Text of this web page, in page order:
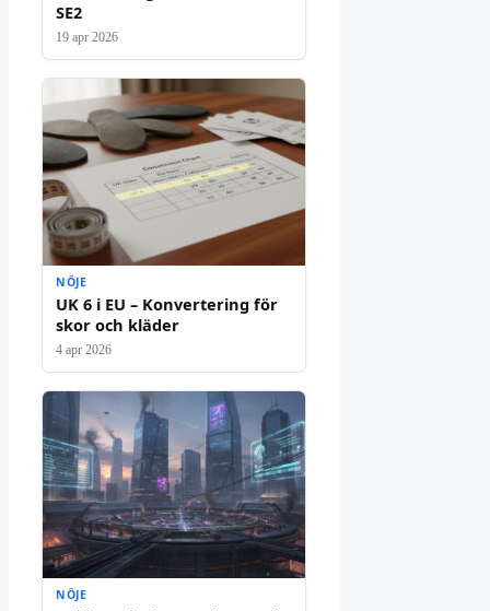
SE2
19 apr 2026
NÖJE
UK 6 i EU – Konvertering för
skor och kläder
4 apr 2026
NÖJE